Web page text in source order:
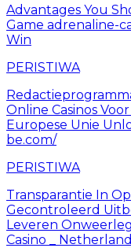
Advantages You
Game adrenaline-
Win
PERISTIWA
Online Casinos
Europese Unie
be.com/
PERISTIWA
Transparantie In
Gecontroleerd
Leveren
Casino _